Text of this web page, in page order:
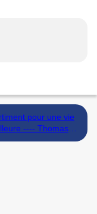
pour une vie
---- Thomas
Gunzig >